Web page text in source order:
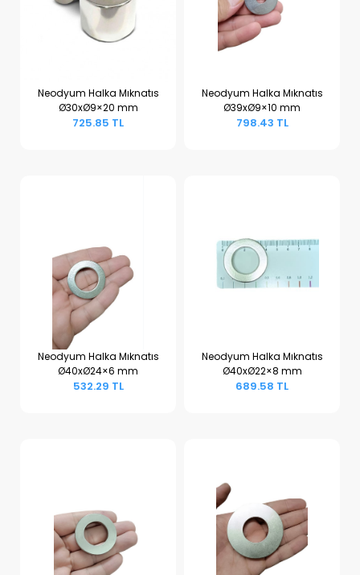
Sepete Ekle
Neodyum Halka Mıknatıs
Ø30xØ9×20 mm
725.85 TL
Sepete Ekle
Neodyum Halka Mıknatıs
Ø39xØ9×10 mm
798.43 TL
Sepete Ekle
Neodyum Halka Mıknatıs
Ø40xØ24×6 mm
532.29 TL
Sepete Ekle
Neodyum Halka Mıknatıs
Ø40xØ22×8 mm
689.58 TL